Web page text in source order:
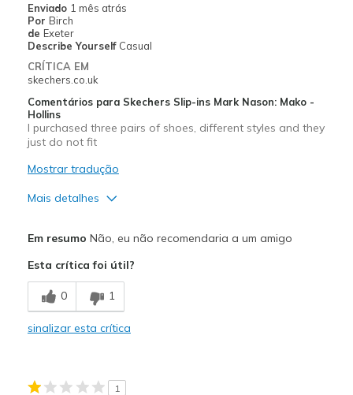
Enviado 1 mês atrás
Por Birch
de Exeter
Describe Yourself Casual
CRÍTICA EM
skechers.co.uk
Comentários para Skechers Slip-ins Mark Nason: Mako -
Hollins
I purchased three pairs of shoes, different styles and they
just do not fit
Mostrar tradução
Mais detalhes
Melhores utilizações
Casual Wear
View On Shoes
Shoes are for Wearing
Em resumo Não, eu não recomendaria a um amigo
Esta crítica foi útil?
0 1
sinalizar esta crítica
1